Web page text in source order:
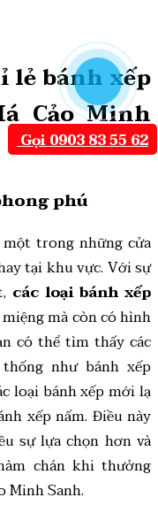
lẻ bánh xếp
Cảo Minh
phú
trong những cửa
tại khu vực. Với sự
các loại bánh xếp
mà còn có hình
có thể tìm thấy các
như bánh xếp
loại bánh xếp mới lạ
xếp nấm. Điều này
sự lựa chọn hơn và
chán khi thưởng
Minh Sanh.
Gọi 0903 83 55 62